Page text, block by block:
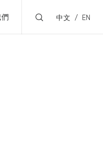
中文 EN